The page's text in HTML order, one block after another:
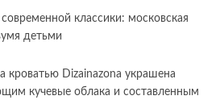
кроватью Dizainazona украшена
кучевые облака и составленным